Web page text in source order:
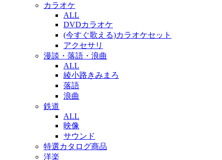
カラオケ
ALL
DVDカラオケ
(今すぐ歌える)カラオケセット
アクセサリ
漫談・落語・浪曲
ALL
綾小路きみまろ
落語
浪曲
鉄道
ALL
映像
サウンド
特選カタログ商品
洋楽